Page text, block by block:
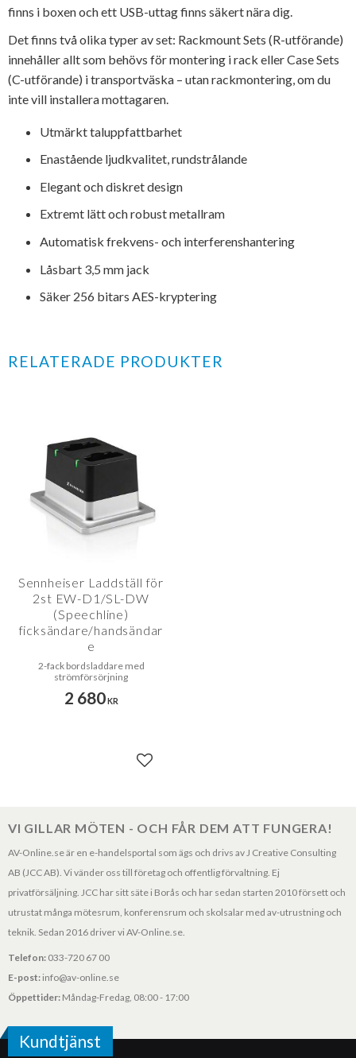
finns i boxen och ett USB-uttag finns säkert nära dig.
Det finns två olika typer av set: Rackmount Sets (R-utförande)
innehåller allt som behövs för montering i rack eller Case Sets
(C-utförande) i transportväska – utan rackmontering, om du
inte vill installera mottagaren.
Utmärkt taluppfattbarhet
Enastående ljudkvalitet, rundstrålande
Elegant och diskret design
Extremt lätt och robust metallram
Automatisk frekvens- och interferenshantering
Låsbart 3,5 mm jack
Säker 256 bitars AES-kryptering
RELATERADE PRODUKTER
Sennheiser Laddställ för
2st EW-D1/SL-DW
(Speechline)
ficksändare/handsändar
e
2-fack bordsladdare med
strömförsörjning
2 680KR
Lägg till i favoriter
VI GILLAR MÖTEN - OCH FÅR DEM ATT FUNGERA!
AV-Online.se är en e-handelsportal som ägs och drivs av J Creative Consulting
AB (JCC AB). Vi vänder oss till företag och offentlig förvaltning. Ej
privatförsäljning. JCC har sitt säte i Borås och har sedan starten 2010 försett och
utrustat många mötesrum, konferensrum och skolsalar med av-utrustning och
teknik. Sedan 2016 driver vi AV-Online.se.
Telefon: 033-720 67 00
E-post: info@av-online.se
Öppettider: Måndag-Fredag, 08:00 - 17:00
Kundtjänst